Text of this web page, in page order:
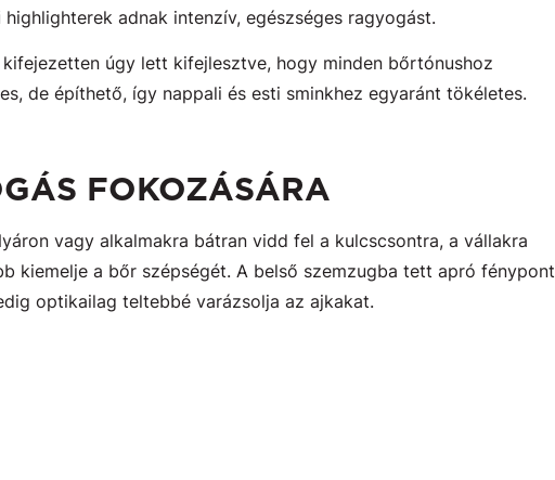
adnak intenzív, egészséges ragyogást.
kifejezetten úgy lett kifejlesztve, hogy minden bőrtónushoz
de építhető, így nappali és esti sminkhez egyaránt tökéletes.
FOKOZÁSÁRA
vagy alkalmakra bátran vidd fel a kulcscsontra, a vállakra
kiemelje a bőr szépségét. A belső szemzugba tett apró fénypont
optikailag teltebbé varázsolja az ajkakat.